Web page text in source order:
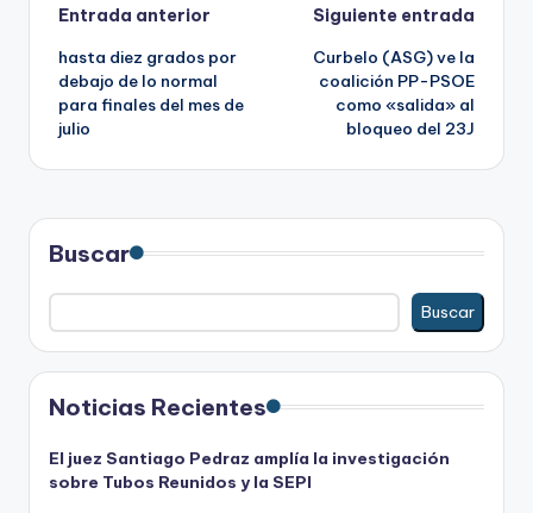
Navegación
de
entradas
Entrada anterior
hasta diez grados por
debajo de lo normal
para finales del mes de
julio
Siguiente entrada
Curbelo (ASG) ve la
coalición PP-PSOE
como «salida» al
bloqueo del 23J
Buscar
Buscar
Noticias Recientes
El juez Santiago Pedraz amplía la investigación
sobre Tubos Reunidos y la SEPI